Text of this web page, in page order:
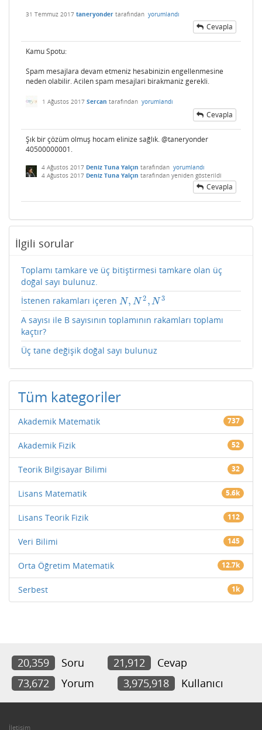
31 Temmuz 2017 taneryonder tarafından yorumlandı
Cevapla
Kamu Spotu:
Spam mesajlara devam etmeniz hesabinizin engellenmesine
neden olabilir. Acilen spam mesajlari birakmaniz gerekli.
1 Ağustos 2017 Sercan tarafından yorumlandı
Cevapla
Şık bir çözüm olmuş hocam elinize sağlık. @taneryonder
40500000001.
4 Ağustos 2017 Deniz Tuna Yalçın tarafından yorumlandı
4 Ağustos 2017 Deniz Tuna Yalçın tarafından yeniden gösterildi
Cevapla
İlgili sorular
Toplamı tamkare ve üç bitiştirmesi tamkare olan üç
doğal sayı bulunuz.
İstenen rakamları içeren N, N 2 , N 3
N,N2,N3
A sayısı ile B sayısının toplamının rakamları toplamı
kaçtır?
Üç tane değişik doğal sayı bulunuz
Tüm kategoriler
Akademik Matematik 737
Akademik Fizik 52
Teorik Bilgisayar Bilimi 32
Lisans Matematik 5.6k
Lisans Teorik Fizik 112
Veri Bilimi 145
Orta Öğretim Matematik 12.7k
Serbest 1k
20,359 Soru 21,912
Cevap
73,672
Yorum 3,975,918 Kullanıcı
İletişim